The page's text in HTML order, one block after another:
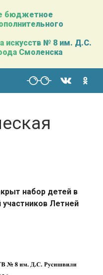
бюджетное
искусств № 8 им. Д.С.
Смоленска
набор детей в
участников Летней